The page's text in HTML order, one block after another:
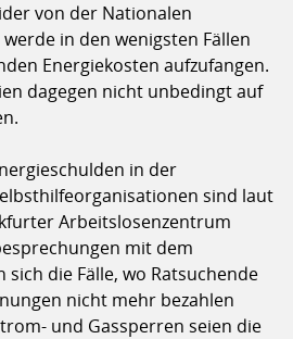
von der Nationalen
in den wenigsten Fällen
Energiekosten aufzufangen.
dagegen nicht unbedingt auf
in der
sind laut
Arbeitslosenzentrum
mit dem
die Fälle, wo Ratsuchende
nicht mehr bezahlen
und Gassperren seien die